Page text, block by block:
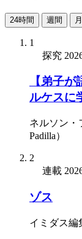
24時間 週間
1
探究
【弟子
ルケスに
ネルソン・
Padilla）
2
連載
ゾス
イミダス編